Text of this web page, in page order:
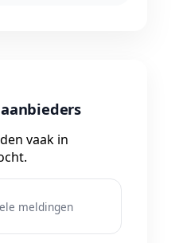
vaak in
meldingen